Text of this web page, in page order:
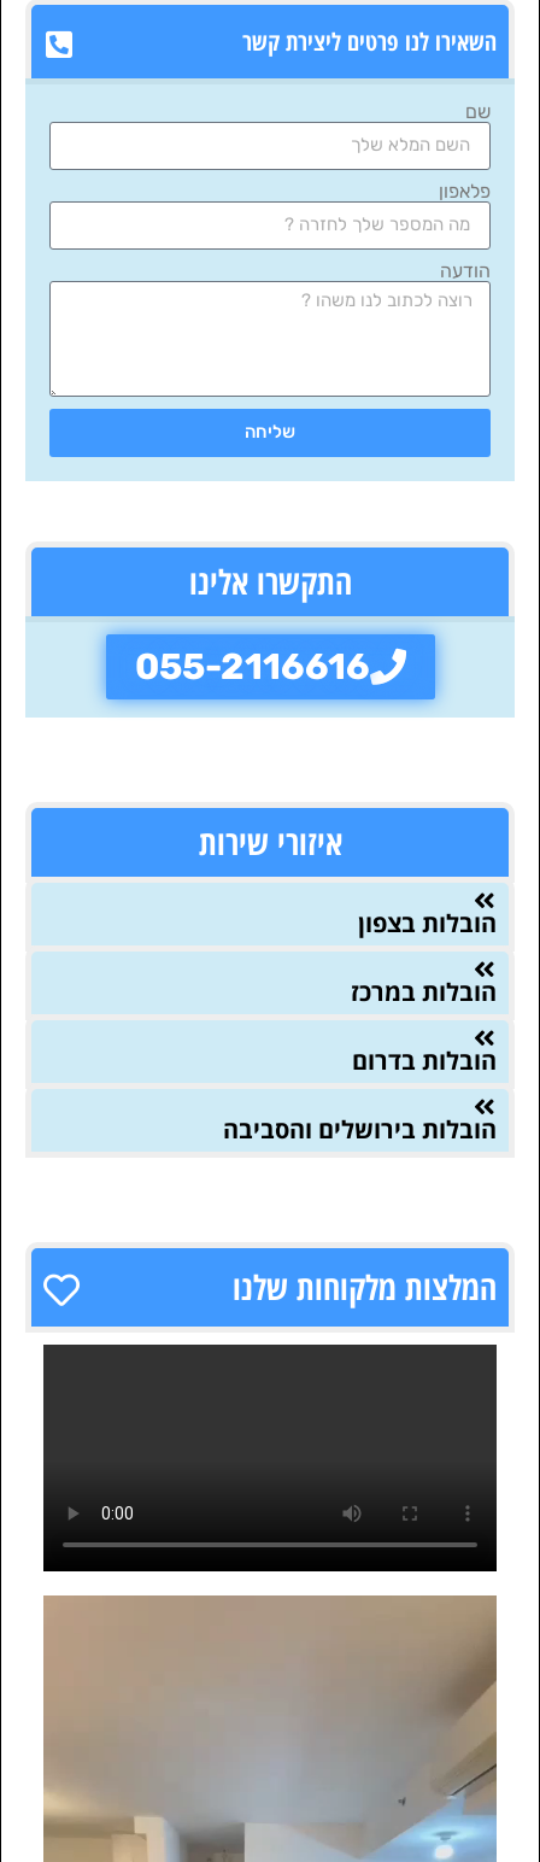
השאירו לנו פרטים ליצירת קשר
שם
פלאפון
הודעה
שליחה
התקשרו אלינו
055-2116616
איזורי שירות
הובלות בצפון
הובלות במרכז
הובלות בדרום
הובלות בירושלים והסביבה
המלצות מלקוחות שלנו